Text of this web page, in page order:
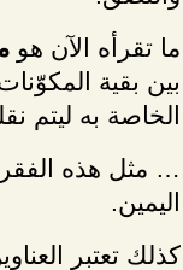
ما تقرأه الآن هو
بين بقية
الخاصة به ليتم
… مثل هذه
اليمين.
كذلك تعتبر